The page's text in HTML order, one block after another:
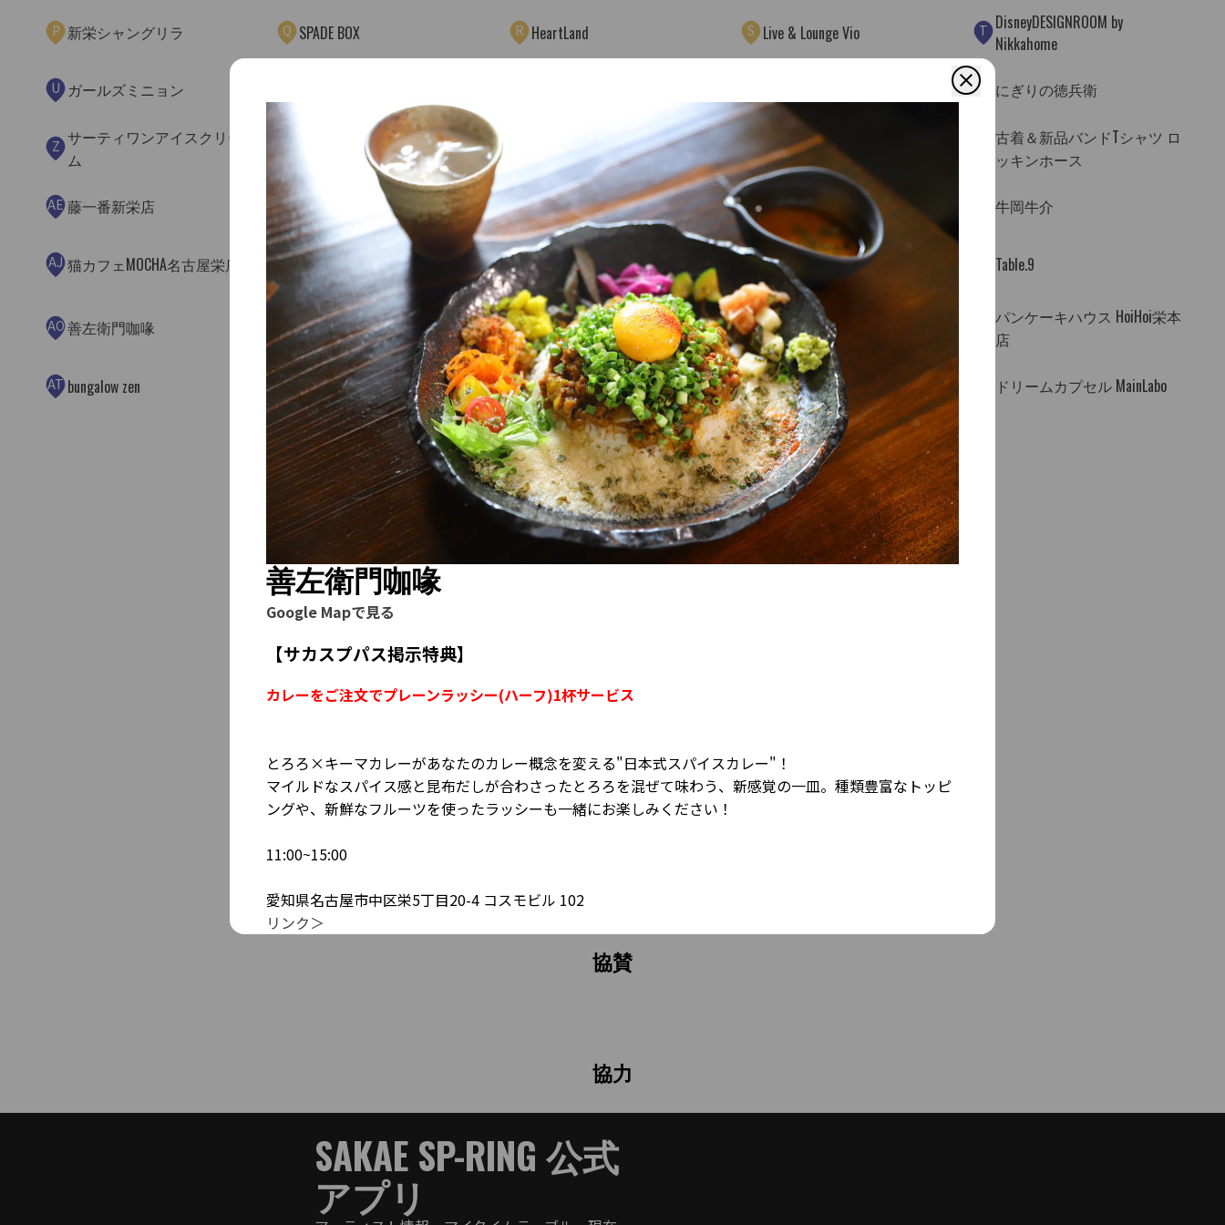
P 新栄シャングリラ Q SPADE BOX R HeartLand S Live & Lounge Vio T DisneyDESIGNROOM by
Nikkahome
U ガールズミニョン Y にぎりの徳兵衛
Z サーティワンアイスクリー
ム
AOI CELESTIE COFFEE ROASTERY RANDOM
古着＆新品バンドTシャツ ロ
ッキンホース
AE 藤一番新栄店 AF 焼肉さわぎ 新栄本店 AG焼肉さわぎ 錦店 AH ロックバー ロックモ 牛岡牛介
AJ 猫カフェMOCHA名古屋栄店 AK お肉食堂 にくきゅう AL 邦ロックバー Hang out AMNoodle Atelier 有象無象-
uzomuzo-
Table.9
AO善左衛門咖喙 AP J's Vendor 名古屋店 AQライブバーBrushup ARcafe DODO
パンケーキハウス HoiHoi栄本
店
AT bungalow zen AU 栄駅 AV 矢場町駅（4番/5番出入口） AW新栄町駅（1番出入口） ドリームカプセル MainLabo
善左衛門咖喙
Google Mapで見る
【サカスプパス掲示特典】
カレーをご注文でプレーンラッシー(ハーフ)1杯サービス
とろろ×キーマカレーがあなたのカレー概念を変える"日本式スパイスカレー"！
マイルドなスパイス感と昆布だしが合わさったとろろを混ぜて味わう、新感覚の一皿。種類豊富なトッピ
ングや、新鮮なフルーツを使ったラッシーも一緒にお楽しみください！
11:00~15:00
愛知県名古屋市中区栄5丁目20-4 コスモビル 102
リンク＞
協賛
協力
SAKAE SP-RING 公式
アプリ